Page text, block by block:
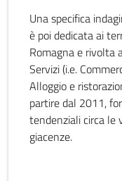
Una specifica
è poi dedicata ai
Romagna e rivolta
Servizi (i.e.
Alloggio e
partire dal 2011,
tendenziali circa le
giacenze.